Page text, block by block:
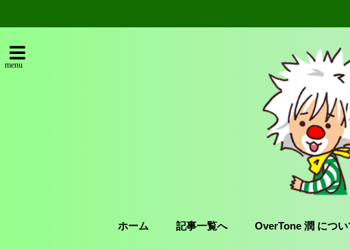
menu
ホーム 記事一覧へ OverTone 潤 につい